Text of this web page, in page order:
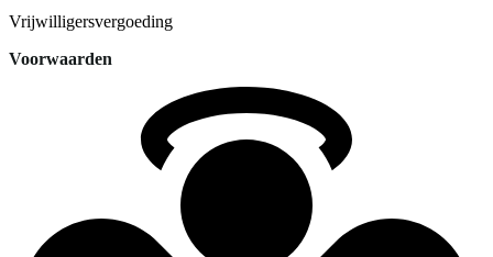
Vrijwilligersvergoeding
Voorwaarden